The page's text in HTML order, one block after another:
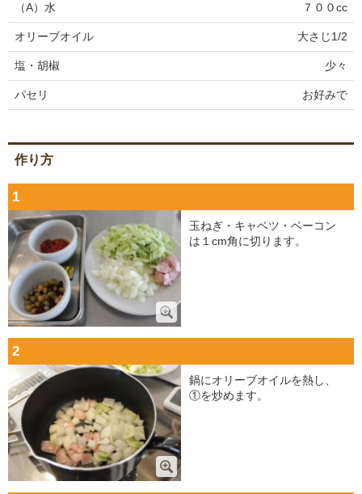
（A）水 ７００cc
オリーブオイル 大さじ1/2
塩・胡椒 少々
パセリ お好みで
作り方
1
玉ねぎ・キャベツ・ベーコン
は１cm角に切ります。
2
鍋にオリーブオイルを熱し、
①を炒めます。